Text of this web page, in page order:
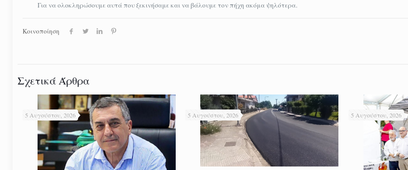
Για να ολοκληρώσουμε αυτά που ξεκινήσαμε και να βάλουμε τον πήχη ακόμα ψηλότερα.
Κοινοποίηση
Σχετικά Άρθρα
5 Αυγούστου, 2026 5 Αυγούστου, 2026 5 Αυγούστου, 2026